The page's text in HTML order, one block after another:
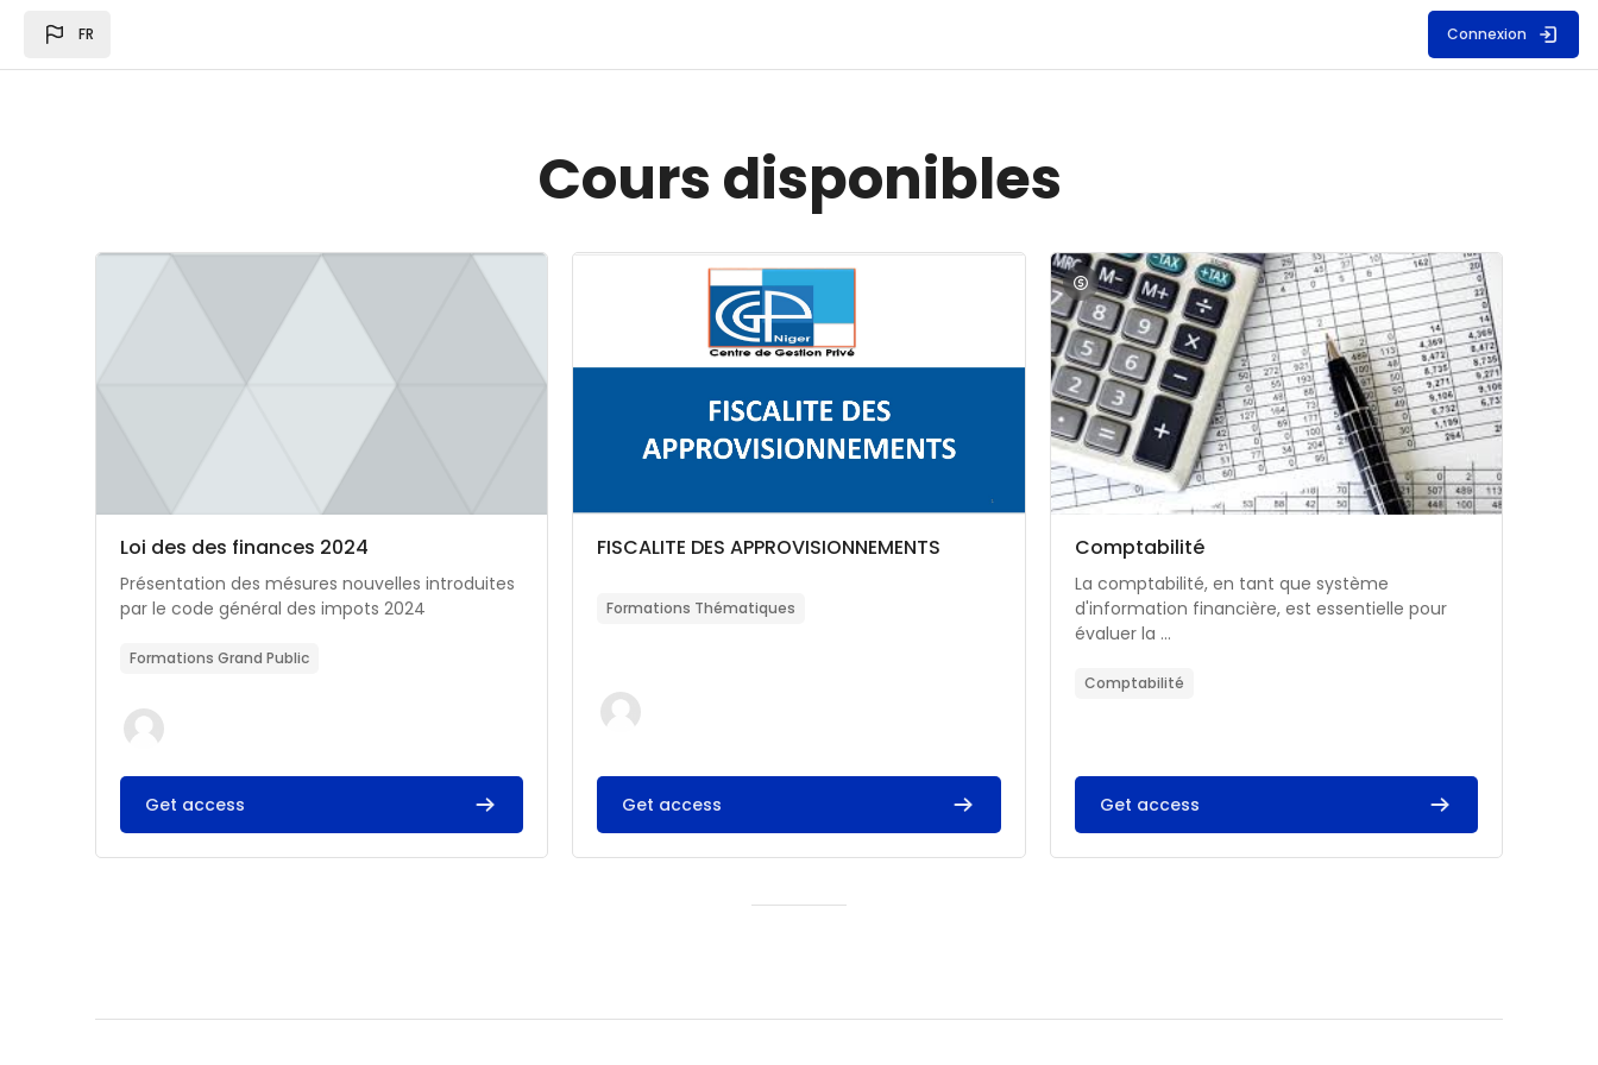
FR Connexion
Cours disponibles
Image du cours Loi des des finances 2024
Catégorie de cours
Nom du cours
Loi des des finances 2024
Résumé du cours :
Présentation des mésures nouvelles introduites
par le code général des impots 2024
Formations Grand Public
Get access
Image du cours FISCALITE DES APPROVISIONNEMENTS
Catégorie de cours
Nom du cours
FISCALITE DES APPROVISIONNEMENTS
Formations Thématiques
Get access
Image du cours Comptabilité
Catégorie de cours
Nom du cours
Comptabilité
Résumé du cours :
La comptabilité, en tant que système
d'information financière, est essentielle pour
évaluer la ...
Comptabilité
Get access